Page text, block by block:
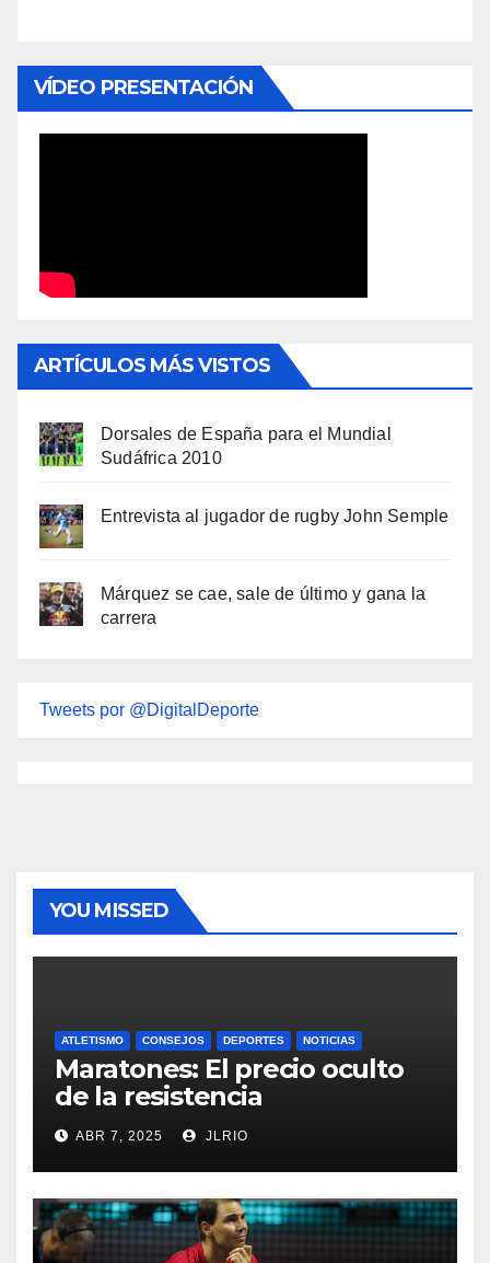
VÍDEO PRESENTACIÓN
ARTÍCULOS MÁS VISTOS
Dorsales de España para el Mundial
Sudáfrica 2010
Entrevista al jugador de rugby John Semple
Márquez se cae, sale de último y gana la
carrera
Tweets por @DigitalDeporte
YOU MISSED
ATLETISMO CONSEJOS DEPORTES NOTICIAS
Maratones: El precio oculto
de la resistencia
ABR 7, 2025 JLRIO